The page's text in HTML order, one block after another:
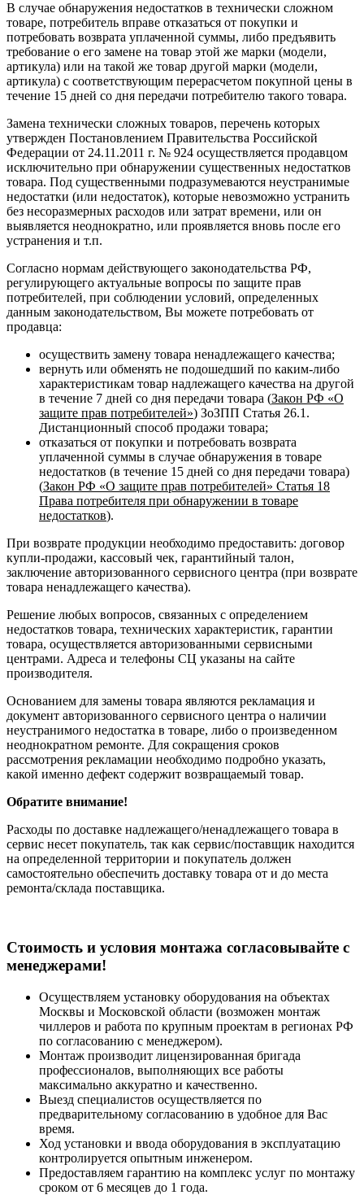
В случае обнаружения недостатков в технически сложном
товаре, потребитель вправе отказаться от покупки и
потребовать возврата уплаченной суммы, либо предъявить
требование о его замене на товар этой же марки (модели,
артикула) или на такой же товар другой марки (модели,
артикула) с соответствующим перерасчетом покупной цены в
течение 15 дней со дня передачи потребителю такого товара.
Замена технически сложных товаров, перечень которых
утвержден Постановлением Правительства Российской
Федерации от 24.11.2011 г. № 924 осуществляется продавцом
исключительно при обнаружении существенных недостатков
товара. Под существенными подразумеваются неустранимые
недостатки (или недостаток), которые невозможно устранить
без несоразмерных расходов или затрат времени, или он
выявляется неоднократно, или проявляется вновь после его
устранения и т.п.
Согласно нормам действующего законодательства РФ,
регулирующего актуальные вопросы по защите прав
потребителей, при соблюдении условий, определенных
данным законодательством, Вы можете потребовать от
продавца:
осуществить замену товара ненадлежащего качества;
вернуть или обменять не подошедший по каким-либо
характеристикам товар надлежащего качества на другой
в течение 7 дней со дня передачи товара (Закон РФ «О
защите прав потребителей») ЗоЗПП Статья 26.1.
Дистанционный способ продажи товара;
отказаться от покупки и потребовать возврата
уплаченной суммы в случае обнаружения в товаре
недостатков (в течение 15 дней со дня передачи товара)
(Закон РФ «О защите прав потребителей» Статья 18
Права потребителя при обнаружении в товаре
недостатков).
При возврате продукции необходимо предоставить: договор
купли-продажи, кассовый чек, гарантийный талон,
заключение авторизованного сервисного центра (при возврате
товара ненадлежащего качества).
Решение любых вопросов, связанных с определением
недостатков товара, технических характеристик, гарантии
товара, осуществляется авторизованными сервисными
центрами. Адреса и телефоны СЦ указаны на сайте
производителя.
Основанием для замены товара являются рекламация и
документ авторизованного сервисного центра о наличии
неустранимого недостатка в товаре, либо о произведенном
неоднократном ремонте. Для сокращения сроков
рассмотрения рекламации необходимо подробно указать,
какой именно дефект содержит возвращаемый товар.
Обратите внимание!
Расходы по доставке надлежащего/ненадлежащего товара в
сервис несет покупатель, так как сервис/поставщик находится
на определенной территории и покупатель должен
самостоятельно обеспечить доставку товара от и до места
ремонта/склада поставщика.
Cтоимость и условия монтажа согласовывайте с
менеджерами!
Осуществляем установку оборудования на объектах
Москвы и Московской области (возможен монтаж
чиллеров и работа по крупным проектам в регионах РФ
по согласованию с менеджером).
Монтаж производит лицензированная бригада
профессионалов, выполняющих все работы
максимально аккуратно и качественно.
Выезд специалистов осуществляется по
предварительному согласованию в удобное для Вас
время.
Ход установки и ввода оборудования в эксплуатацию
контролируется опытным инженером.
Предоставляем гарантию на комплекс услуг по монтажу
сроком от 6 месяцев до 1 года.